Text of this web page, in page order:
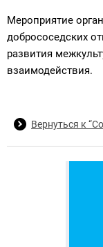
Мероприятие
добрососедских
развития
взаимодействия.
Вернуться к